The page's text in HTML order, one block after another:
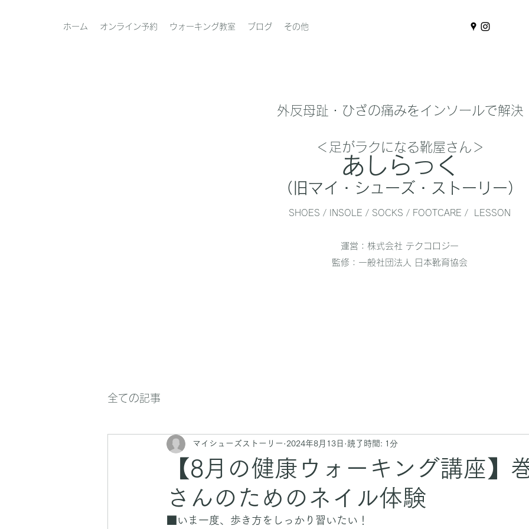
ホーム オンライン予約 ウォーキング教室 ブログ その他
​外反母趾・ひざの痛みをインソールで解決
＜足がラクになる靴屋さん＞
あしらっく
（旧マイ・シューズ・ストーリー）
SHOES / INSOLE / SOCKS / FOOTCARE / LESSON
運営：株式会社 テクコロジー
監修：一般社団法人 日本靴育協会
全ての記事
【8月の健康ウォーキング講座】
さんのためのネイル体験
マイシューズストーリー 2024年8月13日 読了時間: 1分
■いま一度、歩き方をしっかり習いたい！